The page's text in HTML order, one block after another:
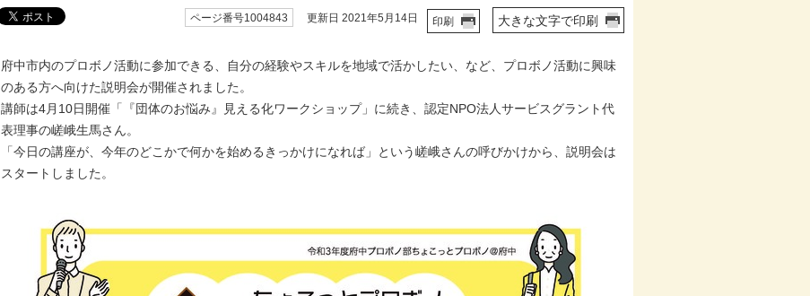
ページ番号1004843 更新日 2021年5月14日 印刷 大きな文字で印刷
府中市内のプロボノ活動に参加できる、自分の経験やスキルを地域で活かしたい、など、プロボノ活動に興味
のある方へ向けた説明会が開催されました。
講師は4月10日開催「『団体のお悩み』見える化ワークショップ」に続き、認定NPO法人サービスグラント代
表理事の嵯峨生馬さん。
「今日の講座が、今年のどこかで何かを始めるきっかけになれば」という嵯峨さんの呼びかけから、説明会は
スタートしました。